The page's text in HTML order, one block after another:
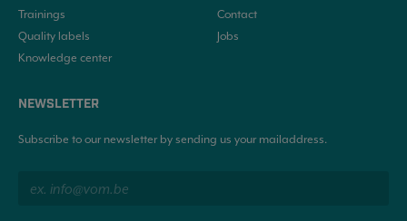
Trainings
Quality labels
Knowledge center
Contact
Jobs
NEWSLETTER
Subscribe to our newsletter by sending us your mailaddress.